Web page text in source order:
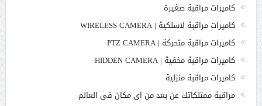
كاميرات مراقبة صغيرة
كاميرات مراقبة لاسلكية | WIRELESS CAMERA
كاميرات مراقبة متحركة | PTZ CAMERA
كاميرات مراقبة مخفية | HIDDEN CAMERA
كاميرات مراقبة منزلية
مراقبة ممتلكاتك عن بعد من اى مكان فى العالم